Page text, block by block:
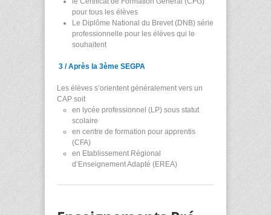
pour tous les élèves
Le Diplôme National du Brevet (DNB) série
professionnelle pour les élèves qui le
souhaitent
3 / Après la 3ème SEGPA
Les élèves s’orientent généralement vers un
CAP soit
en lycée professionnel (LP) sous statut
scolaire
en centre de formation pour apprentis
(CFA)
en Etablissement Régional
d’Enseignement Adapté (EREA)